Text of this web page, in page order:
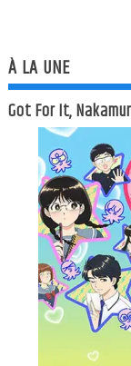
À LA UNE
Got For It,